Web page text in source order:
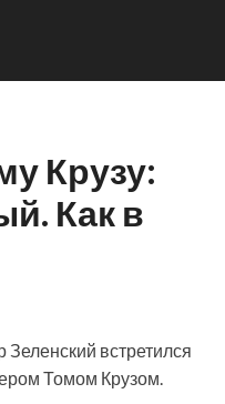
Крузу:
Как в
встретился
Томом Крузом.